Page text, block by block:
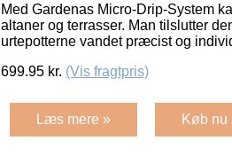
Med Gardenas Micro-Drip-System
altaner og terrasser. Man tilslutter
urtepotterne vandet præcist og
699.95 kr. (Vis fragtpris)
Læs mere » Køb nu